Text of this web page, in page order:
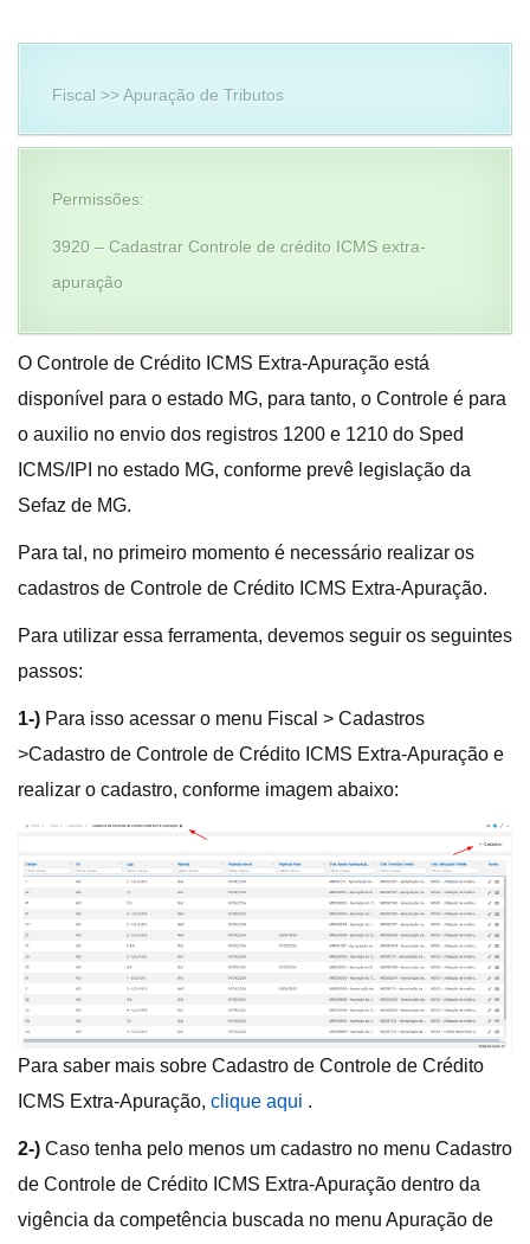
Fiscal >> Apuração de Tributos
Permissões:
3920 – Cadastrar Controle de crédito ICMS extra-
apuração
O Controle de Crédito ICMS Extra-Apuração está
disponível para o estado MG, para tanto, o Controle é para
o auxilio no envio dos registros 1200 e 1210 do Sped
ICMS/IPI no estado MG, conforme prevê legislação da
Sefaz de MG.
Para tal, no primeiro momento é necessário realizar os
cadastros de Controle de Crédito ICMS Extra-Apuração.
Para utilizar essa ferramenta, devemos seguir os seguintes
passos:
1-) Para isso acessar o menu Fiscal > Cadastros
>Cadastro de Controle de Crédito ICMS Extra-Apuração e
realizar o cadastro, conforme imagem abaixo:
Para saber mais sobre Cadastro de Controle de Crédito
ICMS Extra-Apuração, clique aqui .
2-) Caso tenha pelo menos um cadastro no menu Cadastro
de Controle de Crédito ICMS Extra-Apuração dentro da
vigência da competência buscada no menu Apuração de